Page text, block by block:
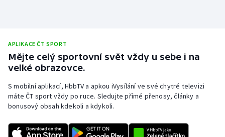
Volejbal
Ostatní
APLIKACE ČT SPORT
Mějte celý sportovní svět vždy u sebe i na
velké obrazovce.
S mobilní aplikací, HbbTV a apkou iVysílání ve své chytré televizi
máte ČT sport vždy po ruce. Sledujte přímé přenosy, články a
bonusový obsah kdekoli a kdykoli.